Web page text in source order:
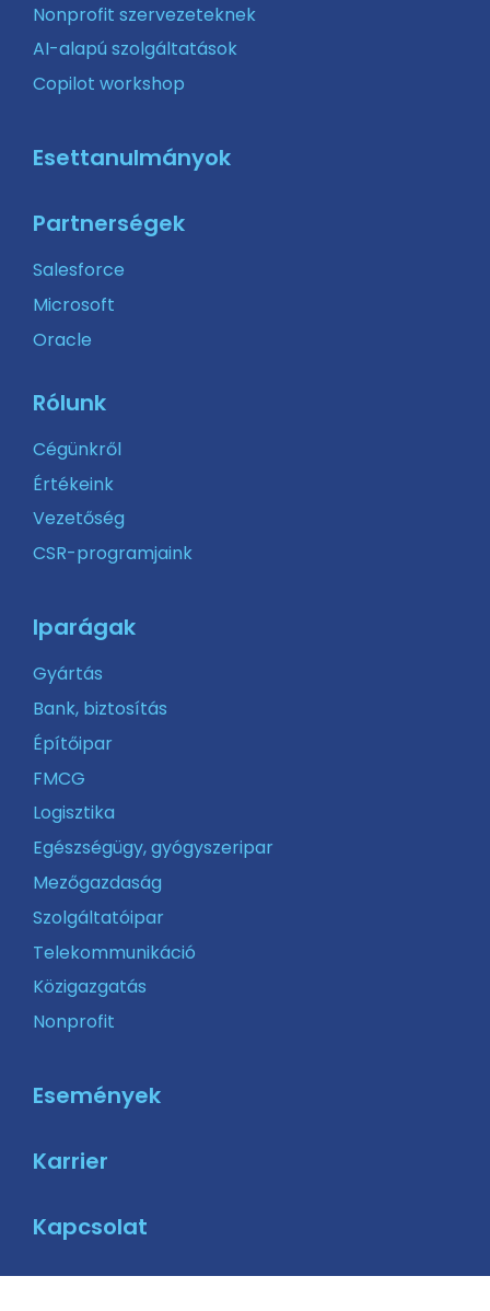
Nonprofit szervezeteknek
AI-alapú szolgáltatások
Copilot workshop
Esettanulmányok
Partnerségek
Salesforce
Microsoft
Oracle
Rólunk
Cégünkről
Értékeink
Vezetőség
CSR-programjaink
Iparágak
Gyártás
Bank, biztosítás
Építőipar
FMCG
Logisztika
Egészségügy, gyógyszeripar
Mezőgazdaság
Szolgáltatóipar
Telekommunikáció
Közigazgatás
Nonprofit
Események
Karrier
Kapcsolat